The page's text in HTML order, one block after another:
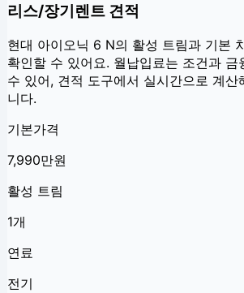
리스/장기렌트 견적
현대 아이오닉 6 N의 활성 트림과 기본
확인할 수 있어요. 월납입료는 조건과 금
수 있어, 견적 도구에서 실시간으로 계산
니다.
기본가격
7,990만원
활성 트림
1개
연료
전기